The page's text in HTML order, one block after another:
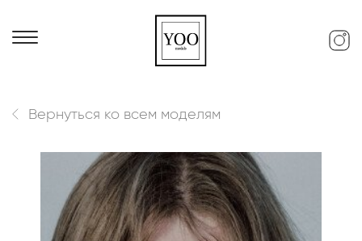
Вернуться ко всем моделям